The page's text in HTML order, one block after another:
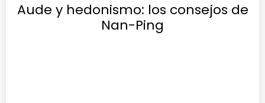
Aude y hedonismo: los consejos de
Nan-Ping